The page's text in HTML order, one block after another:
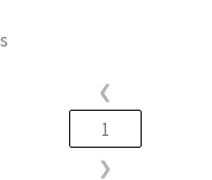
❮
1
❯